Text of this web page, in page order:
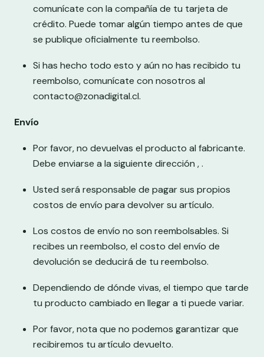
comunícate con la compañía de tu tarjeta de
crédito. Puede tomar algún tiempo antes de que
se publique oficialmente tu reembolso.
Si has hecho todo esto y aún no has recibido tu
reembolso, comunícate con nosotros al
contacto@zonadigital.cl.
Envío
Por favor, no devuelvas el producto al fabricante.
Debe enviarse a la siguiente dirección , .
Usted será responsable de pagar sus propios
costos de envío para devolver su artículo.
Los costos de envío no son reembolsables. Si
recibes un reembolso, el costo del envío de
devolución se deducirá de tu reembolso.
Dependiendo de dónde vivas, el tiempo que tarde
tu producto cambiado en llegar a ti puede variar.
Por favor, nota que no podemos garantizar que
recibiremos tu artículo devuelto.